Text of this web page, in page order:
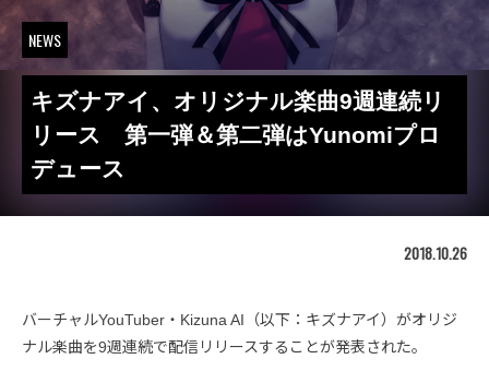
NEWS
キズナアイ、オリジナル楽曲9週連続リ
リース 第一弾＆第二弾はYunomiプロ
デュース
2018.10.26
バーチャルYouTuber・Kizuna AI（以下：キズナアイ）がオリジ
ナル楽曲を9週連続で配信リリースすることが発表された。